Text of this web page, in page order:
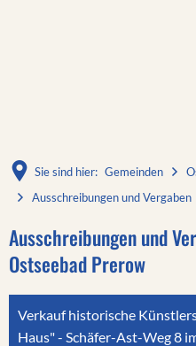
Sie sind hier: Gemeinden
Ausschreibungen und Vergaben
Ausschreibungen
und
Vergaben
Ausschreibungen und
Ostseebad Prerow
Verkauf historische
Haus" - Schäfer-Ast-Weg 8